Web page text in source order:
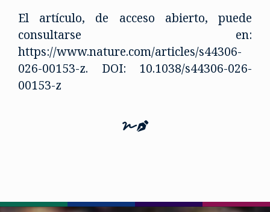
El artículo, de acceso abierto, puede
consultarse en:
https://www.nature.com/articles/s44306-
026-00153-z. DOI: 10.1038/s44306-026-
00153-z